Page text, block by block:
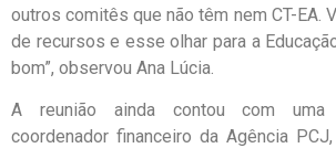
outros comitês que não têm nem CT-EA.
de recursos e esse olhar para a
bom”, observou Ana Lúcia.
A reunião ainda contou com uma
coordenador financeiro da Agência